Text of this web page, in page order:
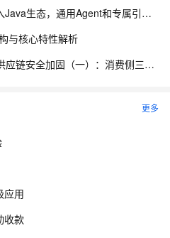
Claude Code通过Java LSP杀入Java生态，通用Agent和专属引擎差在哪
与核心特性解析
【雕虫大技】Agent 动态 Skill 供应链安全加固（一）：消费侧三层防线实战
更多
应用
收款